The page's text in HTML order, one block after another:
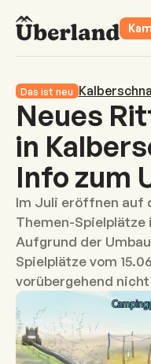
Das ist neu
Neues
in
Info zum
Im Juli eröffnen auf
Themen-
Aufgrund der
Spielplätze vom
vorübergehend